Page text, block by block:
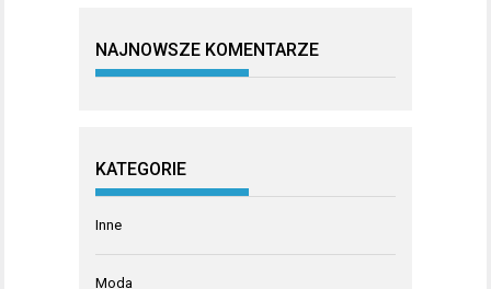
NAJNOWSZE KOMENTARZE
KATEGORIE
Inne
Moda